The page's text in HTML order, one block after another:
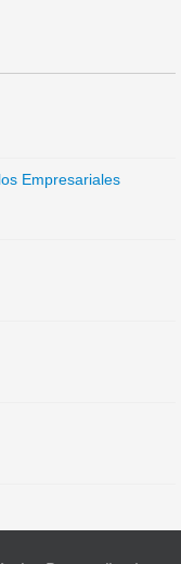
Empresariales